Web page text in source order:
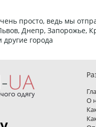
просто, ведь мы
Днепр, Запорожье,
города
О